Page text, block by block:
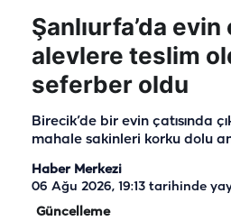
Şanlıurfa’da evin
alevlere teslim
seferber oldu
Birecik’de bir evin çatısında
mahale sakinleri korku dolu
Haber Merkezi
06 Ağu 2026, 19:13 tarihinde
Güncelleme